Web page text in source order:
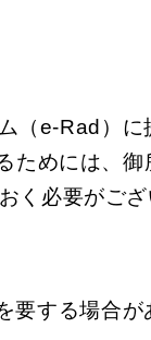
（e-Rad）
ためには、
く必要がご
要する場合